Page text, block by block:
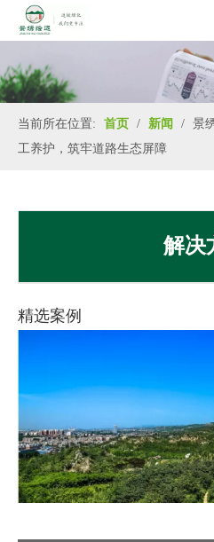
当前所在位置: 首页 / 新闻 / 景
工养护，筑牢道路生态屏障
解决
精选案例